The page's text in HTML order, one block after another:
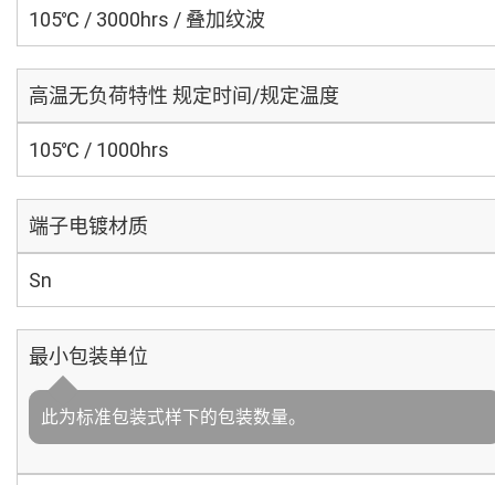
105℃ / 3000hrs / 叠加纹波
高温无负荷特性 规定时间/规定温度
105℃ / 1000hrs
端子电镀材质
Sn
最小包装单位
此为标准包装式样下的包装数量。